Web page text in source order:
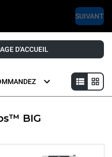
SUIVANT
D'ACCUEIL
BIG